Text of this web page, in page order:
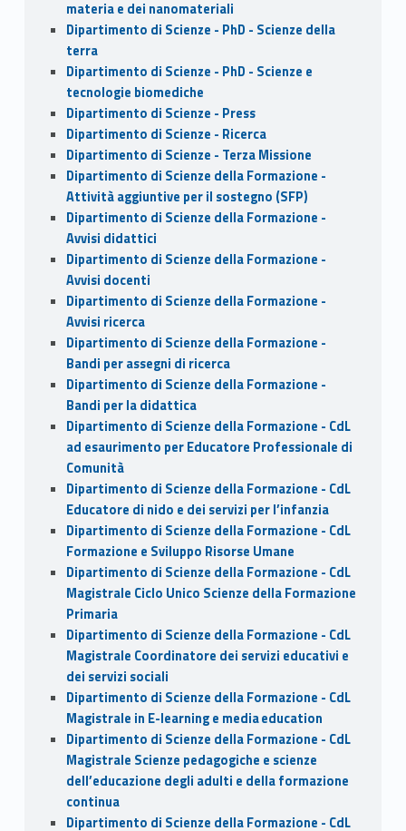
materia e dei nanomateriali
Dipartimento di Scienze - PhD - Scienze della
terra
Dipartimento di Scienze - PhD - Scienze e
tecnologie biomediche
Dipartimento di Scienze - Press
Dipartimento di Scienze - Ricerca
Dipartimento di Scienze - Terza Missione
Dipartimento di Scienze della Formazione -
Attività aggiuntive per il sostegno (SFP)
Dipartimento di Scienze della Formazione -
Avvisi didattici
Dipartimento di Scienze della Formazione -
Avvisi docenti
Dipartimento di Scienze della Formazione -
Avvisi ricerca
Dipartimento di Scienze della Formazione -
Bandi per assegni di ricerca
Dipartimento di Scienze della Formazione -
Bandi per la didattica
Dipartimento di Scienze della Formazione - CdL
ad esaurimento per Educatore Professionale di
Comunità
Dipartimento di Scienze della Formazione - CdL
Educatore di nido e dei servizi per l’infanzia
Dipartimento di Scienze della Formazione - CdL
Formazione e Sviluppo Risorse Umane
Dipartimento di Scienze della Formazione - CdL
Magistrale Ciclo Unico Scienze della Formazione
Primaria
Dipartimento di Scienze della Formazione - CdL
Magistrale Coordinatore dei servizi educativi e
dei servizi sociali
Dipartimento di Scienze della Formazione - CdL
Magistrale in E-learning e media education
Dipartimento di Scienze della Formazione - CdL
Magistrale Scienze pedagogiche e scienze
dell’educazione degli adulti e della formazione
continua
Dipartimento di Scienze della Formazione - CdL